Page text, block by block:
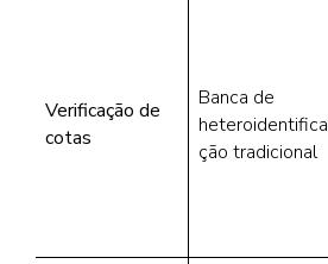
Verificação de
cotas
Banca de
heteroidentifica
ção tradicional